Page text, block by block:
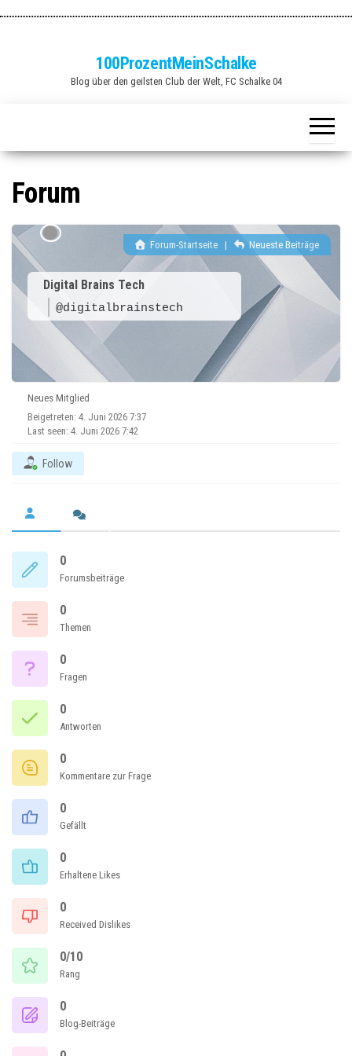
100ProzentMeinSchalke
Blog über den geilsten Club der Welt, FC Schalke 04
Forum
Digital Brains Tech
@digitalbrainstech
Forum-Startseite| Neueste Beiträge
Neues Mitglied
Beigetreten: 4. Juni 2026 7:37
Last seen: 4. Juni 2026 7:42
Follow
0
Forumsbeiträge
0
Themen
0
Fragen
0
Antworten
0
Kommentare zur Frage
0
Gefällt
0
Erhaltene Likes
0
Received Dislikes
0/10
Rang
0
Blog-Beiträge